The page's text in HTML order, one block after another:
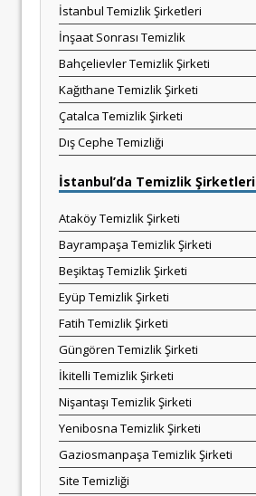
İstanbul Temizlik Şirketleri
İnşaat Sonrası Temizlik
Bahçelievler Temizlik Şirketi
Kağıthane Temizlik Şirketi
Çatalca Temizlik Şirketi
Dış Cephe Temizliği
İstanbul’da Temizlik Şirketleri
Ataköy Temizlik Şirketi
Bayrampaşa Temizlik Şirketi
Beşiktaş Temizlik Şirketi
Eyüp Temizlik Şirketi
Fatih Temizlik Şirketi
Güngören Temizlik Şirketi
İkitelli Temizlik Şirketi
Nişantaşı Temizlik Şirketi
Yenibosna Temizlik Şirketi
Gaziosmanpaşa Temizlik Şirketi
Site Temizliği